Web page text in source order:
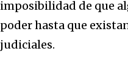
imposibilidad de que
poder hasta que
judiciales.